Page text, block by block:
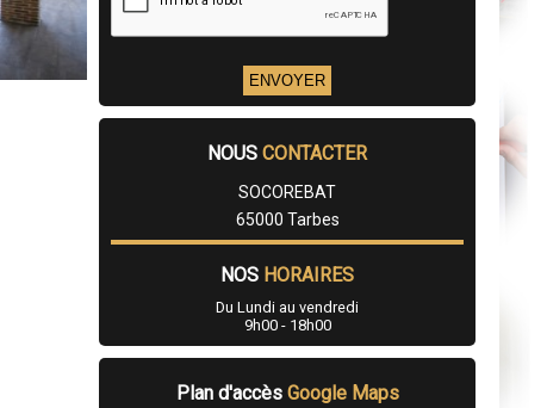
NOUS CONTACTER
SOCOREBAT
65000 Tarbes
NOS HORAIRES
Du Lundi au vendredi
9h00 - 18h00
Plan d'accès Google Maps